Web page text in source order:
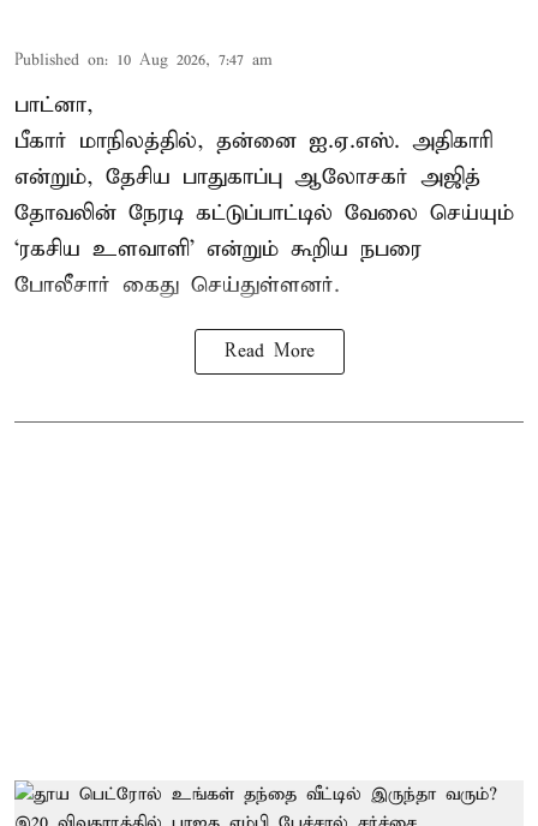
Published on: 10 Aug 2026, 7:47 am
பாட்னா,
பீகார் மாநிலத்தில், தன்னை ஐ.ஏ.எஸ். அதிகாரி
என்றும், தேசிய பாதுகாப்பு ஆலோசகர் அஜித்
தோவலின் நேரடி கட்டுப்பாட்டில் வேலை செய்யும்
‘ரகசிய உளவாளி’ என்றும் கூறிய நபரை
போலீசார் கைது செய்துள்ளனர்.
Read More